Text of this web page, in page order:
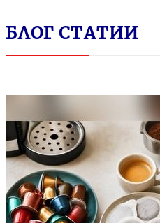
БЛОГ СТАТИИ